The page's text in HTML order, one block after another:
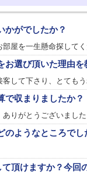
かがでしたか？
屋を一生懸命探して
選び頂いた理由を
して下さり、とても
で収まりましたか？
りがとうございました
のようなところでし
頂けますか？今回